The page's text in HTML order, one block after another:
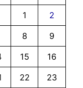
1 2
8 9
15 16
22 23